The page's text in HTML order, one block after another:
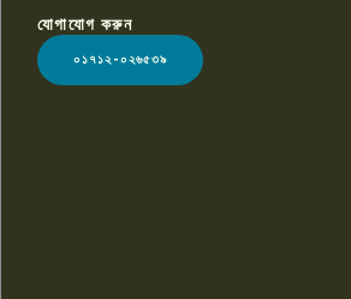
LOGO
যোগাযোগ করুন
০১৭১২-০২৬৫৩৯